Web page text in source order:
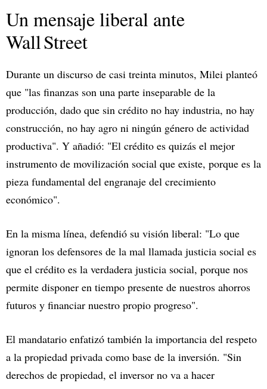
Un mensaje liberal ante
Wall Street
Durante un discurso de casi treinta minutos, Milei planteó
que "las finanzas son una parte inseparable de la
producción, dado que sin crédito no hay industria, no hay
construcción, no hay agro ni ningún género de actividad
productiva". Y añadió: "El crédito es quizás el mejor
instrumento de movilización social que existe, porque es la
pieza fundamental del engranaje del crecimiento
económico".
En la misma línea, defendió su visión liberal: "Lo que
ignoran los defensores de la mal llamada justicia social es
que el crédito es la verdadera justicia social, porque nos
permite disponer en tiempo presente de nuestros ahorros
futuros y financiar nuestro propio progreso".
El mandatario enfatizó también la importancia del respeto
a la propiedad privada como base de la inversión. "Sin
derechos de propiedad, el inversor no va a hacer